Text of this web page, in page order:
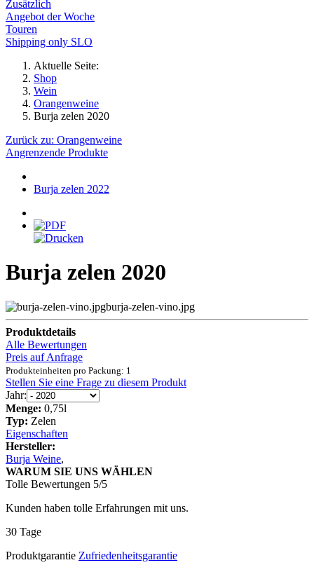
Zusätzlich
Angebot der Woche
Touren
Shipping only SLO
Aktuelle Seite:
Shop
Wein
Orangenweine
Burja zelen 2020
Zurück zu: Orangenweine
Angrenzende Produkte
Burja zelen 2022
Burja zelen 2020
burja-zelen-vino.jpg
Produktdetails
Alle Bewertungen
Preis auf Anfrage
Produkteinheiten pro Packung: 1
Stellen Sie eine Frage zu diesem Produkt
Jahr:
Menge: 0,75l
Typ: Zelen
Eigenschaften
Hersteller:
Burja Weine,
WARUM SIE UNS WÄHLEN
Tolle Bewertungen 5/5
Kunden haben tolle Erfahrungen mit uns.
30 Tage
Produktgarantie Zufriedenheitsgarantie